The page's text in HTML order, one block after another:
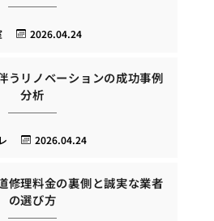
2026.04.24
うリノベーションの成功事例
分析
2026.04.24
修理料金の裏側と誠実な業者
の選び方